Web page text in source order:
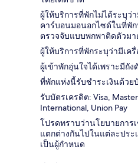
ผู้ให้บริการที่พักไม่ได้ระบุว่
คาร์บอนมอนอกไซด์ในที่พั
ตรวจจับแบบพกพาติดตัวมา
ผู้ให้บริการที่พักระบุว่ามีเค
ผู้เข้าพักอุ่นใจได้เพราะมีถั
ที่พักแห่งนี้รับชำระเงินด้วย
รับบัตรเครดิต: Visa,
International, Union Pay
โปรดทราบว่านโยบายการ
แตกต่างกันไปในแต่ละปร
เป็นผู้กำหนด